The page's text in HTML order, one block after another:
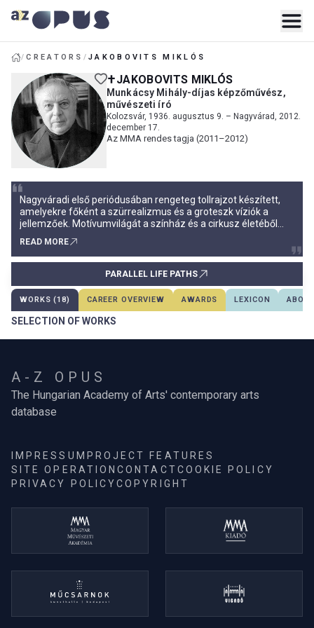
/CREATORS /JAKOBOVITS MIKLÓS
JAKOBOVITS MIKLÓS
Munkácsy Mihály-díjas képzőművész,
művészeti író
Kolozsvár, 1936. augusztus 9. – Nagyvárad, 2012.
december 17.
Az MMA rendes tagja (2011–2012)
Nagyváradi első periódusában rengeteg tollrajzot készített,
amelyekre főként a szürrealizmus és a groteszk víziók a
jellemzőek. Motívumvilágát a színház és a cirkusz életéből
papírokat. Ezek az alakok a közvetlen színházi élményeiből
eredeztethetőek, abból a világból, amelyben már
gyerekkorától otthonosan mozgott.
READ MORE
PARALLEL LIFE PATHS
WORKS (18) CAREER OVERVIEW AWARDS LEXICON
SELECTION OF WORKS
A-Z OPUS
The Hungarian Academy of Arts' contemporary arts
database
IMPRESSUM PROJECT FEATURES
SITE OPERATIONCONTACTCOOKIE POLICY
PRIVACY POLICYCOPYRIGHT